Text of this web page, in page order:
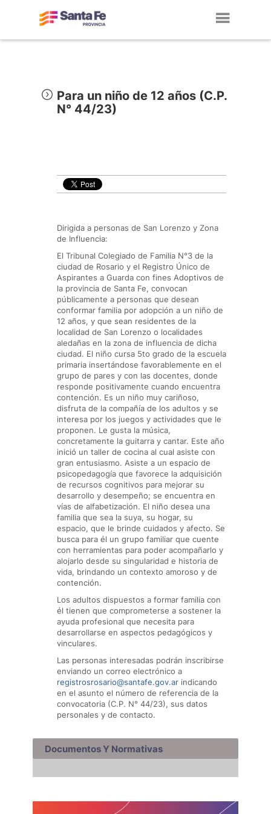
Para un niño de 12 años (C.P.
N° 44/23)
Dirigida a personas de San Lorenzo y Zona
de Influencia:
El Tribunal Colegiado de Familia N°3 de la
ciudad de Rosario y el Registro Único de
Aspirantes a Guarda con fines Adoptivos de
la provincia de Santa Fe, convocan
públicamente a personas que desean
conformar familia por adopción a un niño de
12 años, y que sean residentes de la
localidad de San Lorenzo o localidades
aledañas en la zona de influencia de dicha
ciudad. El niño cursa 5to grado de la escuela
primaria insertándose favorablemente en el
grupo de pares y con las docentes, donde
responde positivamente cuando encuentra
contención. Es un niño muy cariñoso,
disfruta de la compañía de los adultos y se
interesa por los juegos y actividades que le
proponen. Le gusta la música,
concretamente la guitarra y cantar. Este año
inició un taller de cocina al cual asiste con
gran entusiasmo. Asiste a un espacio de
psicopedagogía que favorece la adquisición
de recursos cognitivos para mejorar su
desarrollo y desempeño; se encuentra en
vías de alfabetización. El niño desea una
familia que sea la suya, su hogar, su
espacio, que le brinde cuidados y afecto. Se
busca para él un grupo familiar que cuente
con herramientas para poder acompañarlo y
alojarlo desde su singularidad e historia de
vida, brindando un contexto amoroso y de
contención.
Los adultos dispuestos a formar familia con
él tienen que comprometerse a sostener la
ayuda profesional que necesita para
desarrollarse en aspectos pedagógicos y
vinculares.
Las personas interesadas podrán inscribirse
enviando un correo electrónico a
registrosrosario@santafe.gov.ar indicando
en el asunto el número de referencia de la
convocatoria (C.P. N° 44/23), sus datos
personales y de contacto.
Documentos Y Normativas